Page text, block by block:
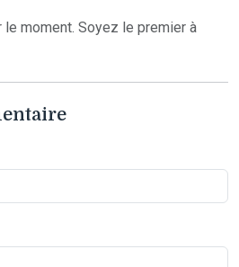
le moment. Soyez le premier à